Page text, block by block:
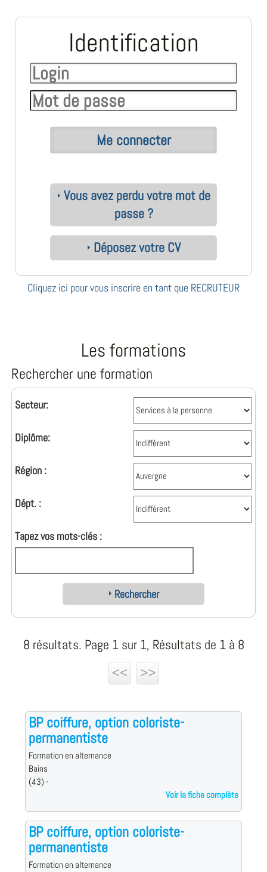
Identification
Vous avez perdu votre mot de
passe ?
Déposez votre CV
Cliquez ici pour vous inscrire en tant que RECRUTEUR
Les formations
Rechercher une formation
Secteur:
Diplôme:
Région :
Dépt. :
Tapez vos mots-clés :
Rechercher
8 résultats. Page 1 sur 1, Résultats de 1 à 8
<<
>>
BP coiffure, option coloriste-
permanentiste
Formation en alternance
Bains
(43) -
Voir la fiche complète
BP coiffure, option coloriste-
permanentiste
Formation en alternance